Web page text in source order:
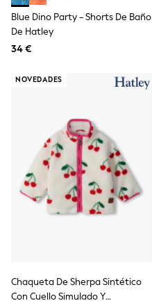
Underwear & Socks
Trousers
Suit Trousers
Waistcoats
Ties
New In
Pyjamas
Robes
Socks
All Accessories
Raincoats
Waterproof
Blue Dino Party - Shorts De Baño
De Hatley
34 €
NOVEDADES
Chaqueta De Sherpa Sintético
Con Cuello Simulado Y